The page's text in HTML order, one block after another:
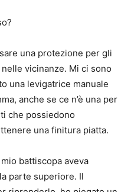
una protezione per gli
vicinanze. Mi ci sono
una levigatrice manuale
anche se ce n’è una per
che possiedono
una finitura piatta.
battiscopa aveva
parte superiore. Il